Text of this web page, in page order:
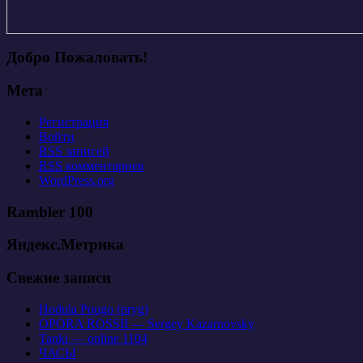
Добро Пожаловать!
Мета
Регистрация
Войти
RSS записей
RSS комментариев
WordPress.org
Rambler 100
Яндекс.Метрика
Свежие записи
Hodula Pougo (pryg)
OPORA ROSSII — Sergey Kazarnovsky
Tanki — online 1104
ЧАСЫ